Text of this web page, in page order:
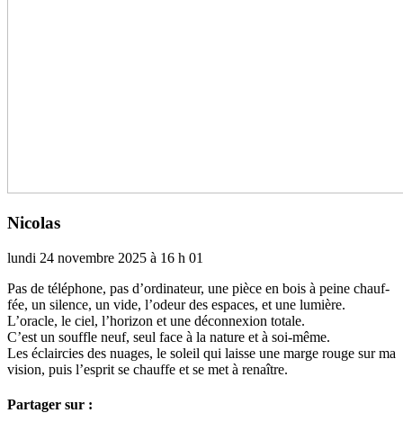
Nicolas
lundi 24 novembre 2025 à 16 h 01
Pas de télé­­phone, pas d’ordi­­na­­teur, une pièce en bois à peine chauf­­
fée, un silence, un vide, l’odeur des espa­­ces, et une lumière.
L’oracle, le ciel, l’hori­­zon et une déconnexion totale.
C’est un souf­­fle neuf, seul face à la nature et à soi-même.
Les éclaircies des nuages, le soleil qui laisse une marge rouge sur ma
vision, puis l’esprit se chauffe et se met à renaî­­tre.
Partager sur :